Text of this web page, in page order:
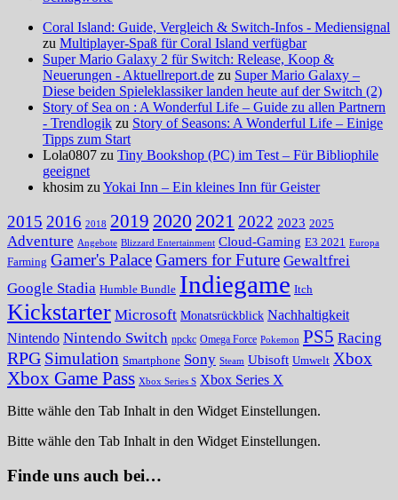
Coral Island: Guide, Vergleich & Switch-Infos - Mediensignal
zu Multiplayer-Spaß für Coral Island verfügbar
Super Mario Galaxy 2 für Switch: Release, Koop &
Neuerungen - Aktuellreport.de zu Super Mario Galaxy –
Diese beiden Spieleklassiker landen heute auf der Switch (2)
Story of Sea on : A Wonderful Life – Guide zu allen Partnern
- Trendlogik zu Story of Seasons: A Wonderful Life – Einige
Tipps zum Start
Lola0807 zu Tiny Bookshop (PC) im Test – Für Bibliophile
geeignet
khosim zuYokai Inn – Ein kleines Inn für Geister
2015 2016 2018 2019 2020 2021 2022 2023 2025
Adventure Angebote Blizzard Entertainment Cloud-Gaming E3 2021 Europa
Farming Gamer's PalaceGamers for Future Gewaltfrei
Google Stadia Humble Bundle Indiegame Itch
Kickstarter Microsoft Monatsrückblick Nachhaltigkeit
Nintendo Nintendo Switch npckc Omega Force Pokemon PS5 Racing
RPG Simulation Smartphone Sony Steam Ubisoft Umwelt Xbox
Xbox Game Pass Xbox Series S Xbox Series X
Bitte wähle den Tab Inhalt in den Widget Einstellungen.
Bitte wähle den Tab Inhalt in den Widget Einstellungen.
Finde uns auch bei…